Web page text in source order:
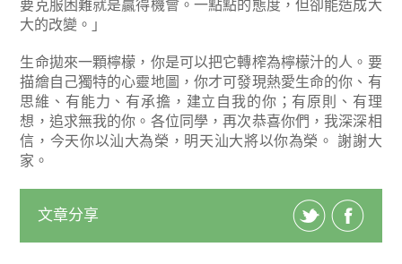
要克服困難就是贏得機會。一點點的態度，但卻能造成大
大的改變。」
生命拋來一顆檸檬，你是可以把它轉榨為檸檬汁的人。要
描繪自己獨特的心靈地圖，你才可發現熱愛生命的你、有
思維、有能力、有承擔，建立自我的你；有原則、有理
想，追求無我的你。各位同學，再次恭喜你們，我深深相
信，今天你以汕大為榮，明天汕大將以你為榮。 謝謝大
家。
文章分享